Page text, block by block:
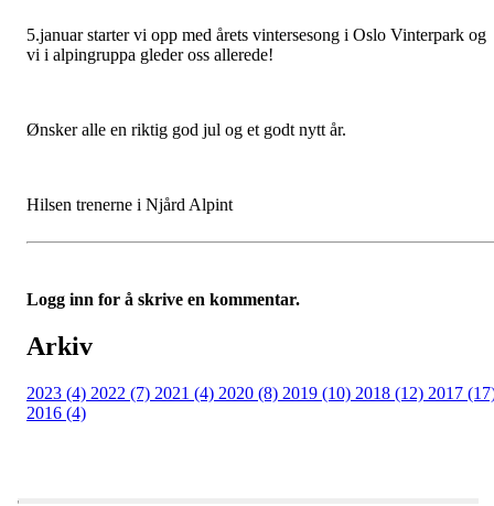
5.januar starter vi opp med årets vintersesong i Oslo Vinterpark og
vi i alpingruppa gleder oss allerede!
Ønsker alle en riktig god jul og et godt nytt år.
Hilsen trenerne i Njård Alpint
Logg inn for å skrive en kommentar.
Arkiv
2023 (4) 2022 (7) 2021 (4) 2020 (8) 2019 (10) 2018 (12) 2017
2016 (4)